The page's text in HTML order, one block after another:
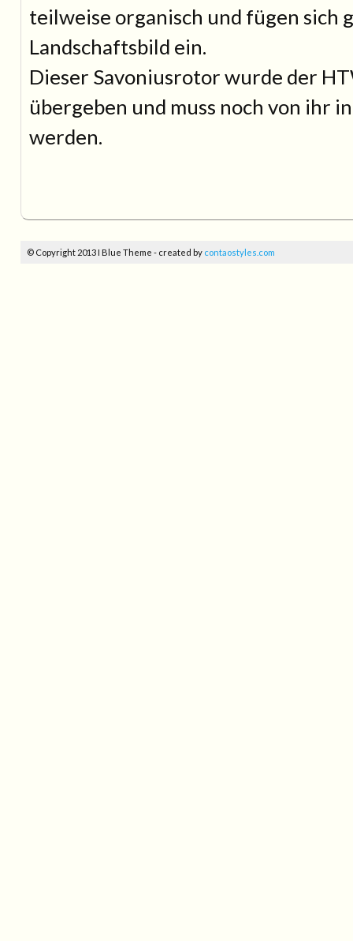
teilweise organisch und fügen sich
Landschaftsbild ein.
Dieser Savoniusrotor wurde der
übergeben und muss noch von ihr
werden.
© Copyright 2013 I Blue Theme - created by contaostyles.com